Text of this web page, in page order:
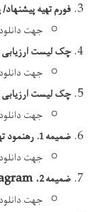
فورم تهیه
جهت
چک لیست ارزیابی
​جهت
چک لیست ارزیابی
جهت
ضمیمه 1. رهنمود تهیه فهرست مراجع
جهت
ضمیمه2
. Participant Flow Diagram
جهت